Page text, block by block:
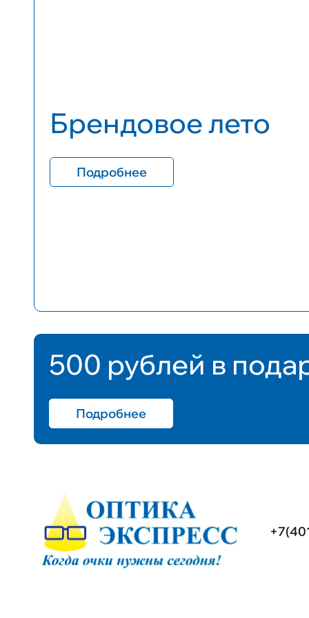
Брендовое лето
Подробнее
500 рублей в
Подробнее